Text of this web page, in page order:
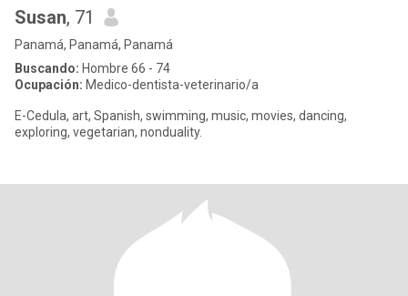
Susan, 71
Panamá, Panamá, Panamá
Buscando: Hombre 66 - 74
Ocupación: Medico-dentista-veterinario/a
E-Cedula, art, Spanish, swimming, music, movies, dancing,
exploring, vegetarian, nonduality.